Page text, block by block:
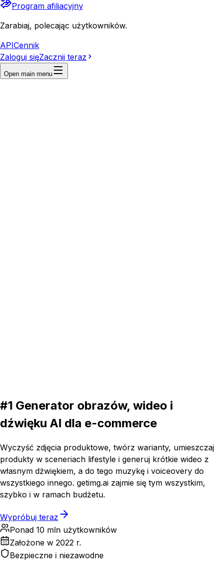
Program afiliacyjny
Zarabiaj, polecając użytkowników.
APICennik
Zaloguj sięZacznij teraz
Open main menu
#1 Generator obrazów, wideo i
dźwięku AI dla e-commerce
Wyczyść zdjęcia produktowe, twórz warianty, umieszczaj
produkty w sceneriach lifestyle i generuj krótkie wideo z
własnym dźwiękiem, a do tego muzykę i voiceovery do
wszystkiego innego. getimg.ai zajmie się tym wszystkim,
szybko i w ramach budżetu.
Wypróbuj teraz
Ponad 10 mln użytkowników
Założone w 2022 r.
Bezpieczne i niezawodne